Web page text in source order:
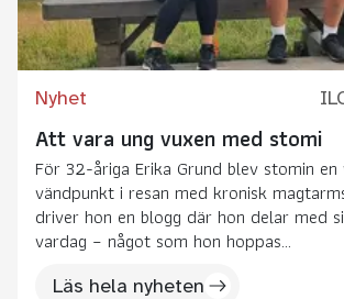
Nyhet
Att vara ung vuxen med stomi
För 32-åriga Erika Grund blev stomin
vändpunkt i resan med kronisk
driver hon en blogg där hon delar med
vardag – något som hon hoppas...
Läs hela nyheten